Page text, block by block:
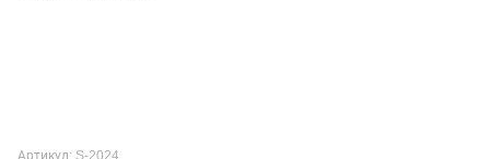
Артикул: S-2024